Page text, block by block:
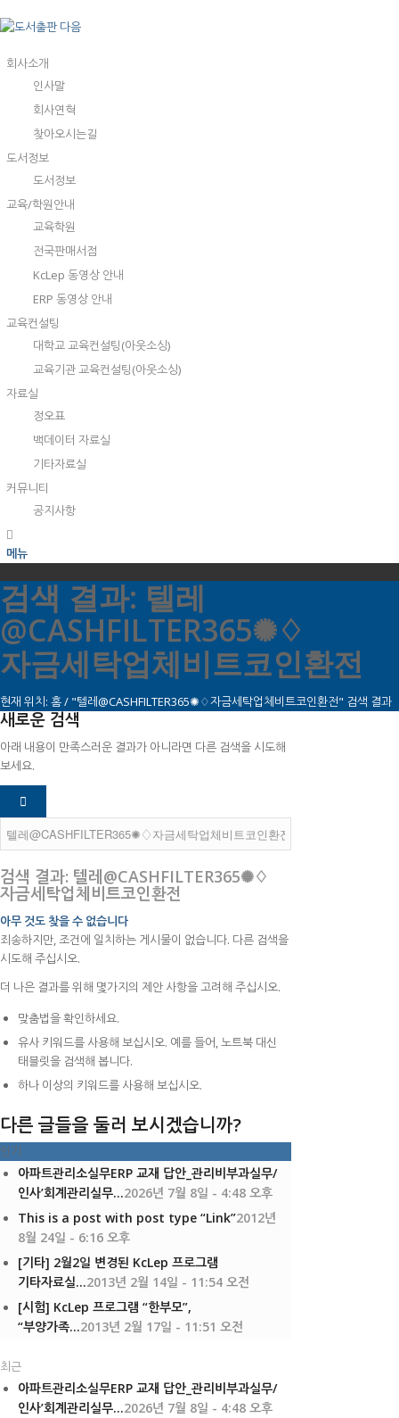
회사소개
인사말
회사연혁
찾아오시는길
도서정보
도서정보
교육/학원안내
교육학원
전국판매서점
KcLep 동영상 안내
ERP 동영상 안내
교육컨설팅
대학교 교육컨설팅(아웃소싱)
교육기관 교육컨설팅(아웃소싱)
자료실
정오표
백데이터 자료실
기타자료실
커뮤니티
공지사항
메뉴
검색 결과: 텔레
@CASHFILTER365✺♢
자금세탁업체비트코인환전
현재 위치: 홈/ "텔레@CASHFILTER365✺♢자금세탁업체비트코인환전" 검색 결과
새로운 검색
아래 내용이 만족스러운 결과가 아니라면 다른 검색을 시도해
보세요.
검색 결과: 텔레@CASHFILTER365✺♢
자금세탁업체비트코인환전
아무 것도 찾을 수 없습니다
죄송하지만, 조건에 일치하는 게시물이 없습니다. 다른 검색을
시도해 주십시오.
더 나은 결과를 위해 몇가지의 제안 사항을 고려해 주십시오.
맞춤법을 확인하세요.
유사 키워드를 사용해 보십시오. 예를 들어, 노트북 대신
태블릿을 검색해 봅니다.
하나 이상의 키워드를 사용해 보십시오.
다른 글들을 둘러 보시겠습니까?
인기
아파트관리소실무ERP 교재 답안_관리비부과실무/
인사’회계관리실무...2026년 7월 8일 - 4:48 오후
This is a post with post type “Link”2012년
8월 24일 - 6:16 오후
[기타] 2월2일 변경된 KcLep 프로그램
기타자료실...2013년 2월 14일 - 11:54 오전
[시험] KcLep 프로그램 “한부모”,
“부양가족...2013년 2월 17일 - 11:51 오전
최근
아파트관리소실무ERP 교재 답안_관리비부과실무/
인사’회계관리실무...2026년 7월 8일 - 4:48 오후